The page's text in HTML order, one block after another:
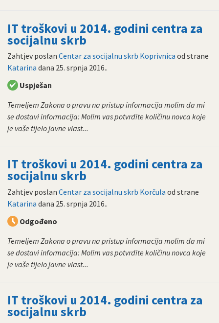
IT troškovi u 2014. godini centra za
socijalnu skrb
Zahtjev poslan Centar za socijalnu skrb Koprivnica od strane
Katarina dana 25. srpnja 2016..
Uspješan
Temeljem Zakona o pravu na pristup informacija molim da mi
se dostavi informacija: Molim vas potvrdite količinu novca koje
je vaše tijelo javne vlast...
IT troškovi u 2014. godini centra za
socijalnu skrb
Zahtjev poslan Centar za socijalnu skrb Korčula od strane
Katarina dana 25. srpnja 2016..
Odgođeno
Temeljem Zakona o pravu na pristup informacija molim da mi
se dostavi informacija: Molim vas potvrdite količinu novca koje
je vaše tijelo javne vlast...
IT troškovi u 2014. godini centra za
socijalnu skrb